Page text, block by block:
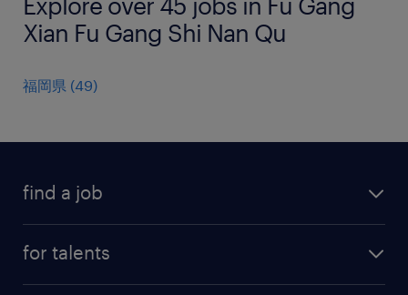
Xian Fu Gang Shi Nan Qu
福岡県 (49)
find a job
for talents